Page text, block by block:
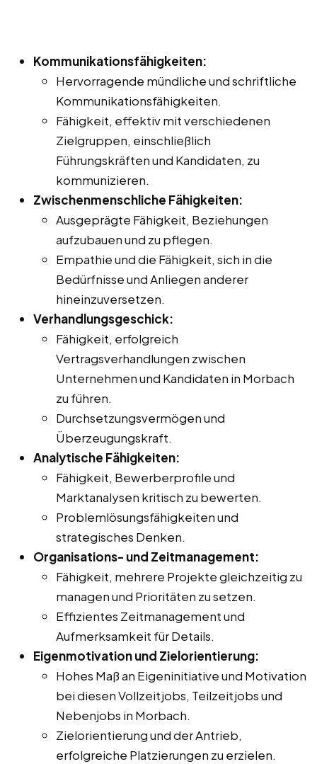
Kommunikationsfähigkeiten:
Hervorragende mündliche und schriftliche
Kommunikationsfähigkeiten.
Fähigkeit, effektiv mit verschiedenen
Zielgruppen, einschließlich
Führungskräften und Kandidaten, zu
kommunizieren.
Zwischenmenschliche Fähigkeiten:
Ausgeprägte Fähigkeit, Beziehungen
aufzubauen und zu pflegen.
Empathie und die Fähigkeit, sich in die
Bedürfnisse und Anliegen anderer
hineinzuversetzen.
Verhandlungsgeschick:
Fähigkeit, erfolgreich
Vertragsverhandlungen zwischen
Unternehmen und Kandidaten in Morbach
zu führen.
Durchsetzungsvermögen und
Überzeugungskraft.
Analytische Fähigkeiten:
Fähigkeit, Bewerberprofile und
Marktanalysen kritisch zu bewerten.
Problemlösungsfähigkeiten und
strategisches Denken.
Organisations- und Zeitmanagement:
Fähigkeit, mehrere Projekte gleichzeitig zu
managen und Prioritäten zu setzen.
Effizientes Zeitmanagement und
Aufmerksamkeit für Details.
Eigenmotivation und Zielorientierung:
Hohes Maß an Eigeninitiative und Motivation
bei diesen Vollzeitjobs, Teilzeitjobs und
Nebenjobs in Morbach.
Zielorientierung und der Antrieb,
erfolgreiche Platzierungen zu erzielen.